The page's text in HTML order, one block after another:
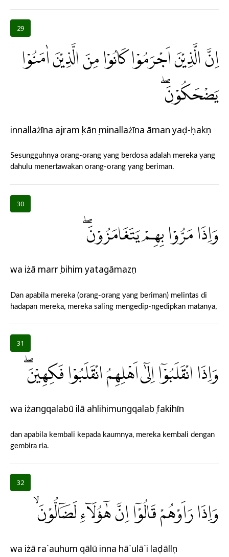
29
اِنَّ الَّذِيْنَ اَجْرَمُوْا كَانُوْا مِنَ الَّذِيْنَ اٰمَنُوْا
يَضْحَكُوْنَۖ
innallażīna ajramụ kānụ minallażīna āmanụ yaḍ-ḥakụn
Sesungguhnya orang-orang yang berdosa adalah mereka yang
dahulu menertawakan orang-orang yang beriman.
30
وَاِذَا مَرُّوْا بِهِمْ يَتَغَامَزُوْنَۖ
wa iżā marrụ bihim yatagāmazụn
Dan apabila mereka (orang-orang yang beriman) melintas di
hadapan mereka, mereka saling mengedip-ngedipkan matanya,
31
وَاِذَا انْقَلَبُوْٓا اِلٰٓى اَهْلِهِمُ انْقَلَبُوْا فَكِهِيْنَۖ
wa iżangqalabū ilā ahlihimungqalabụ fakihīn
dan apabila kembali kepada kaumnya, mereka kembali dengan
gembira ria.
32
وَاِذَا رَاَوْهُمْ قَالُوْٓا اِنَّ هٰٓؤُلَاۤءِ لَضَاۤلُّوْنَۙ
wa iżā ra`auhum qālū inna hā`ulā`i laḍāllụn